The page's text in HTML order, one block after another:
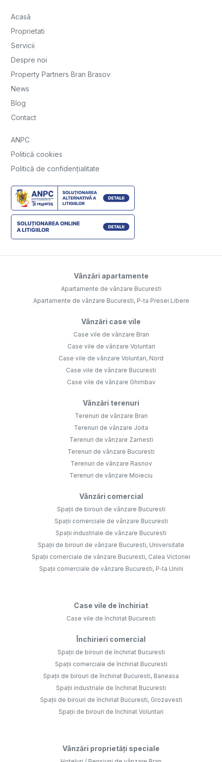
Acasă
Proprietati
Servicii
Despre noi
Property Partners Bran Brasov
News
Blog
Contact
ANPC
Politică cookies
Politică de confidențialitate
Vânzări apartamente
Apartamente de vânzare Bucuresti
Apartamente de vânzare Bucuresti, P-ta Presei Libere
Vânzări case vile
Case vile de vânzare Bran
Case vile de vânzare Voluntari
Case vile de vânzare Voluntari, Nord
Case vile de vânzare Bucuresti
Case vile de vânzare Ghimbav
Vânzări terenuri
Terenuri de vânzare Bran
Terenuri de vânzare Joita
Terenuri de vânzare Zarnesti
Terenuri de vânzare Bucuresti
Terenuri de vânzare Rasnov
Terenuri de vânzare Moieciu
Vânzări comercial
Spații de birouri de vânzare Bucuresti
Spații comerciale de vânzare Bucuresti
Spații industriale de vânzare Bucuresti
Spații de birouri de vânzare Bucuresti, Universitate
Spații comerciale de vânzare Bucuresti, Calea Victoriei
Spații comerciale de vânzare Bucuresti, P-ta Unirii
Case vile de închiriat
Case vile de închiriat Bucuresti
Închirieri comercial
Spații de birouri de închiriat Bucuresti
Spații comerciale de închiriat Bucuresti
Spații de birouri de închiriat Bucuresti, Baneasa
Spații industriale de închiriat Bucuresti
Spații de birouri de închiriat Bucuresti, Grozavesti
Spații de birouri de închiriat Voluntari
Vânzări proprietăți speciale